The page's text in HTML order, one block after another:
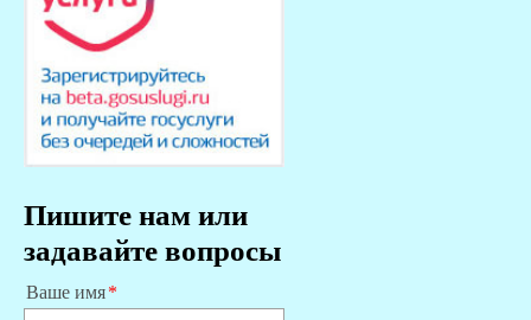
Пишите нам или
задавайте вопросы
Ваше имя